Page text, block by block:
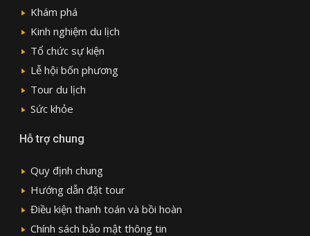
Khám phá
Kinh nghiệm du lịch
Tổ chức sự kiện
Lễ hội bốn phương
Tour du lịch
Sức khỏe
Hỗ trợ chung
Quy định chung
Hướng dẫn đặt tour
Điều kiện thanh toán và bồi hoàn
Chính sách bảo mật thông tin